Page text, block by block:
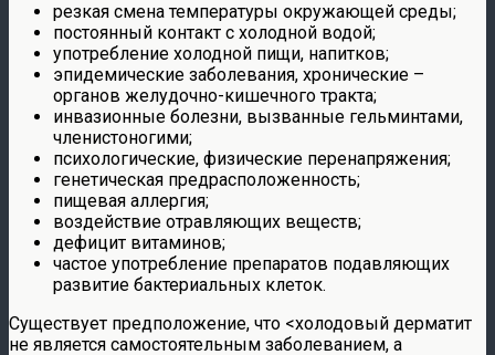
резкая смена температуры окружающей среды;
постоянный контакт с холодной водой;
употребление холодной пищи, напитков;
эпидемические заболевания, хронические –
органов желудочно-кишечного тракта;
инвазионные болезни, вызванные гельминтами,
членистоногими;
психологические, физические перенапряжения;
генетическая предрасположенность;
пищевая аллергия;
воздействие отравляющих веществ;
дефицит витаминов;
частое употребление препаратов подавляющих
развитие бактериальных клеток.
Существует предположение, что <холодовый дерматит
не является самостоятельным заболеванием, а